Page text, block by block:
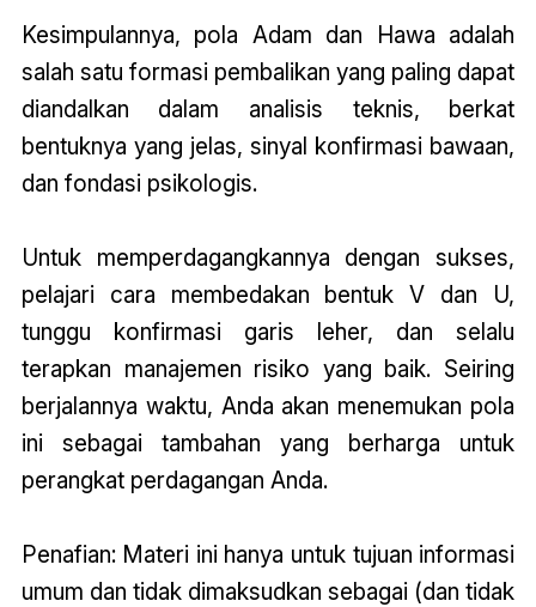
Kesimpulannya, pola Adam dan Hawa adalah
salah satu formasi pembalikan yang paling dapat
diandalkan dalam analisis teknis, berkat
bentuknya yang jelas, sinyal konfirmasi bawaan,
dan fondasi psikologis.
Untuk memperdagangkannya dengan sukses,
pelajari cara membedakan bentuk V dan U,
tunggu konfirmasi garis leher, dan selalu
terapkan manajemen risiko yang baik. Seiring
berjalannya waktu, Anda akan menemukan pola
ini sebagai tambahan yang berharga untuk
perangkat perdagangan Anda.
Penafian: Materi ini hanya untuk tujuan informasi
umum dan tidak dimaksudkan sebagai (dan tidak